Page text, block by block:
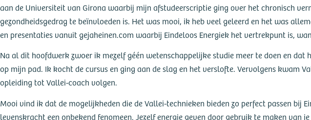
aan de Universiteit van Girona waarbij mijn afstudeerscriptie ging over het chronisch
gezondheidsgedrag te beïnvloeden is. Het was mooi, ik heb veel geleerd en het was
en presentaties vanuit gejaheinen.com waarbij Eindeloos Energiek het vertrekpunt is,
Na al dit hoofdwerk zwoer ik mezelf géén wetenschappelijke studie meer te doen en
op mijn pad. Ik kocht de cursus en ging aan de slag en het verslofte. Vervolgens kwam
opleiding tot Vallei-coach volgen.
Mooi vind ik dat de mogelijkheden die de Vallei-technieken bieden zo perfect passen bij
levenskracht een onbekend fenomeen. Jezelf energie geven door gebruik te maken